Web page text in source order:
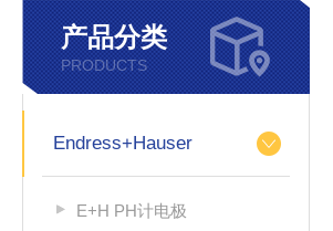
产品分类
PRODUCTS
Endress+Hauser
E+H PH计电极